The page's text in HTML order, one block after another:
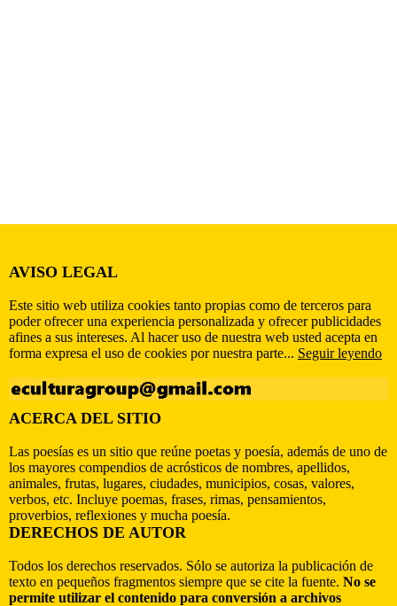
AVISO LEGAL
Este sitio web utiliza cookies tanto propias como de terceros para
poder ofrecer una experiencia personalizada y ofrecer publicidades
afines a sus intereses. Al hacer uso de nuestra web usted acepta en
forma expresa el uso de cookies por nuestra parte... Seguir leyendo
ACERCA DEL SITIO
Las poesías es un sitio que reúne poetas y poesía, además de uno de
los mayores compendios de acrósticos de nombres, apellidos,
animales, frutas, lugares, ciudades, municipios, cosas, valores,
verbos, etc. Incluye poemas, frases, rimas, pensamientos,
proverbios, reflexiones y mucha poesía.
DERECHOS DE AUTOR
Todos los derechos reservados. Sólo se autoriza la publicación de
texto en pequeños fragmentos siempre que se cite la fuente. No se
permite utilizar el contenido para conversión a archivos